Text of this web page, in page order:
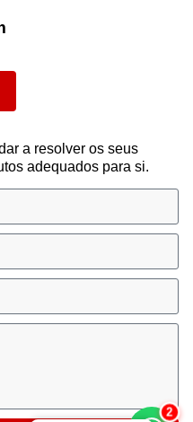
a resolver os seus
adequados para si.
2